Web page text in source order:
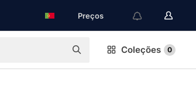
Preços
Coleções 0